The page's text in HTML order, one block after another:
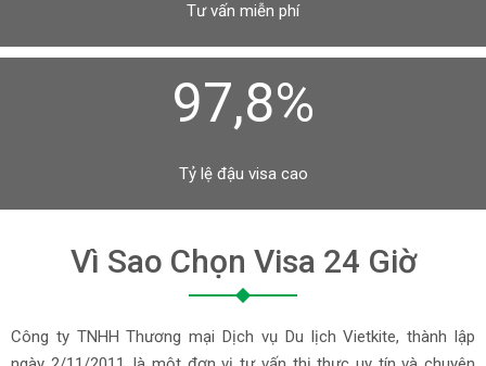
Tư vấn miễn phí
97,8%
Tỷ lệ đậu visa cao
Vì Sao Chọn Visa 24 Giờ
Công ty TNHH Thương mại Dịch vụ Du lịch Vietkite, thành lập